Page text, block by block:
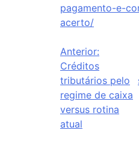
pagamento-e-
acerto/
Anterior:
Créditos
tributários pelo
regime de caixa
versus rotina
atual